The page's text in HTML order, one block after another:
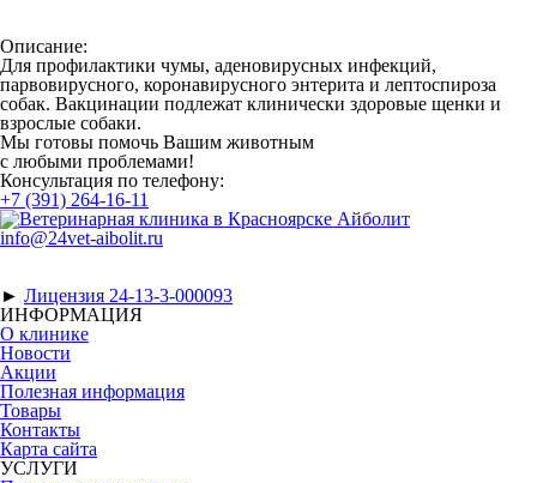
Описание:
Для профилактики чумы, аденовирусных инфекций,
парвовирусного, коронавирусного энтерита и лептоспироза
собак. Вакцинации подлежат клинически здоровые щенки и
взрослые собаки.
Мы готовы помочь Вашим животным
с любыми проблемами!
Консультация по телефону:
+7 (391) 264-16-11
info@24vet-aibolit.ru
► Лицензия 24-13-3-000093
ИНФОРМАЦИЯ
О клинике
Новости
Акции
Полезная информация
Товары
Контакты
Карта сайта
УСЛУГИ